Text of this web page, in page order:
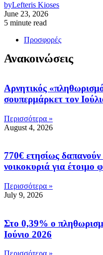
byLefteris Kioses
June 23, 2026
5 minute read
Προσφορές
Ανακοινώσεις
Αρνητικός
σουπερμάρκετ τον
Περισσότερα »
August 4, 2026
770€ ετησίως
νοικοκυριά για έτοιμο
Περισσότερα »
July 9, 2026
Στο 0,39% ο
Ιούνιο 2026